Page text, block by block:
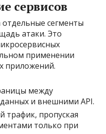
сервисов
сегменты
атаки. Это
применении
приложений.
между
и внешними API.
трафик, пропуская
только при